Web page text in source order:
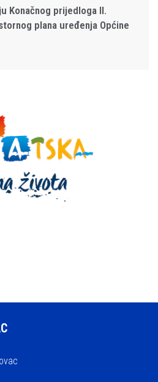
Konačnog prijedloga II.
plana uređenja Općine